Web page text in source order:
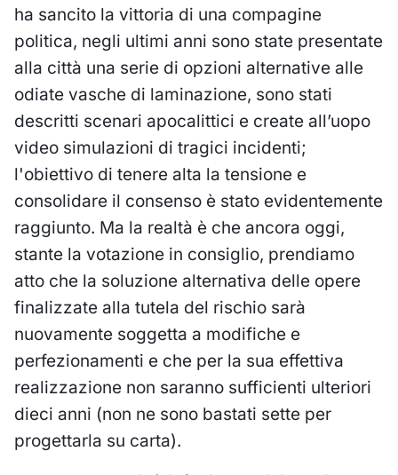
ha sancito la vittoria di una compagine
politica, negli ultimi anni sono state presentate
alla città una serie di opzioni alternative alle
odiate vasche di laminazione, sono stati
descritti scenari apocalittici e create all’uopo
video simulazioni di tragici incidenti;
l'obiettivo di tenere alta la tensione e
consolidare il consenso è stato evidentemente
raggiunto. Ma la realtà è che ancora oggi,
stante la votazione in consiglio, prendiamo
atto che la soluzione alternativa delle opere
finalizzate alla tutela del rischio sarà
nuovamente soggetta a modifiche e
perfezionamenti e che per la sua effettiva
realizzazione non saranno sufficienti ulteriori
dieci anni (non ne sono bastati sette per
progettarla su carta).